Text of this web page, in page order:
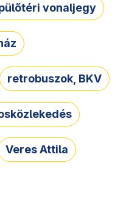
vonaljegy
retrobuszok, BKV
Veres Attila